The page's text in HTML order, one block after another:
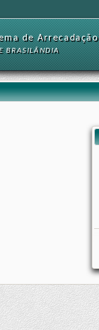
de Arrecadação
BRASILÂNDIA